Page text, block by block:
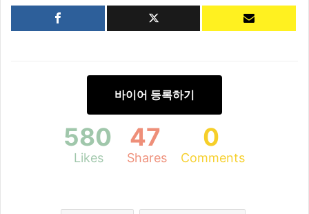
바이어 등록하기
580
Likes
47
Shares
0
Comments